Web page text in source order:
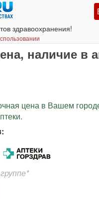
здравоохранения!
наличие в
цена в Вашем